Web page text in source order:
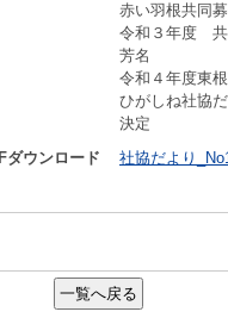
赤い羽根共同
令和３年度 共
芳名
令和４年度東
ひがしね社協
決定
ダウンロード
社協だより